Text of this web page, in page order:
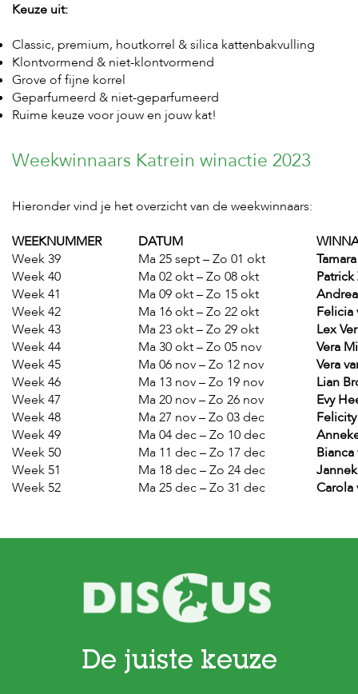
Keuze uit:
Classic, premium, houtkorrel & silica kattenbakvulling
Klontvormend & niet-klontvormend
Grove of fijne korrel
Geparfumeerd & niet-geparfumeerd
Ruime keuze voor jouw en jouw kat!
Weekwinnaars Katrein winactie 2023
Hieronder vind je het overzicht van de weekwinnaars:
WEEKNUMMER
DATUM
Week 39
Ma 25 sept – Zo 01 okt
Week 40
Ma 02 okt – Zo 08 okt
Patrick
Week 41
Ma 09 okt – Zo 15 okt
Week 42
Ma 16 okt – Zo 22 okt
Felicia
Week 43
Ma 23 okt – Zo 29 okt
Lex
Week 44
Ma 30 okt – Zo 05 nov
Vera
Week 45
Ma 06 nov – Zo 12 nov
Vera
Week 46
Ma 13 nov – Zo 19 nov
Lian
Week 47
Ma 20 nov – Zo 26 nov
Evy
Week 48
Ma 27 nov – Zo 03 dec
Week 49
Ma 04 dec – Zo 10 dec
Week 50
Ma 11 dec – Zo 17 dec
Week 51
Ma 18 dec – Zo 24 dec
Week 52
Ma 25 dec – Zo 31 dec Carola
De juiste keuze